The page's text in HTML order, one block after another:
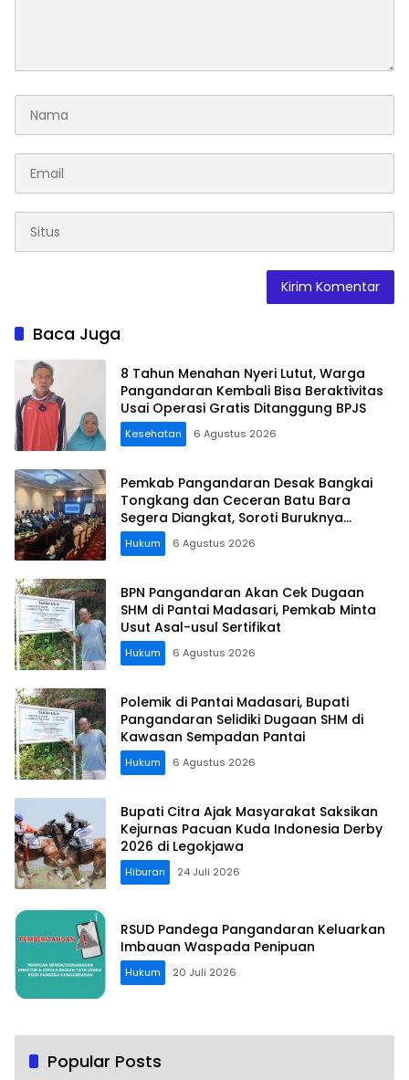
Baca Juga
8 Tahun Menahan Nyeri Lutut, Warga
Pangandaran Kembali Bisa Beraktivitas
Usai Operasi Gratis Ditanggung BPJS
Kesehatan 6 Agustus 2026
Pemkab Pangandaran Desak Bangkai
Tongkang dan Ceceran Batu Bara
Segera Diangkat, Soroti Buruknya
Koordinasi Perusahaan
Hukum 6 Agustus 2026
BPN Pangandaran Akan Cek Dugaan
SHM di Pantai Madasari, Pemkab Minta
Usut Asal-usul Sertifikat
Hukum 6 Agustus 2026
Polemik di Pantai Madasari, Bupati
Pangandaran Selidiki Dugaan SHM di
Kawasan Sempadan Pantai
Hukum 6 Agustus 2026
Bupati Citra Ajak Masyarakat Saksikan
Kejurnas Pacuan Kuda Indonesia Derby
2026 di Legokjawa
Hiburan 24 Juli 2026
RSUD Pandega Pangandaran Keluarkan
Imbauan Waspada Penipuan
Hukum 20 Juli 2026
Popular Posts